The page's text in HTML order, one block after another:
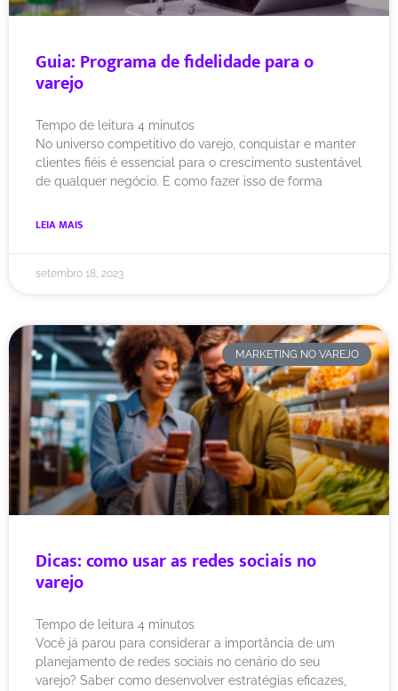
Guia: Programa de fidelidade para o
varejo
Tempo de leitura 4 minutos
No universo competitivo do varejo, conquistar e manter
clientes fiéis é essencial para o crescimento sustentável
de qualquer negócio. E como fazer isso de forma
LEIA MAIS
setembro 18, 2023
MARKETING NO VAREJO
Dicas: como usar as redes sociais no
varejo
Tempo de leitura 4 minutos
Você já parou para considerar a importância de um
planejamento de redes sociais no cenário do seu
varejo? Saber como desenvolver estratégias eficazes,